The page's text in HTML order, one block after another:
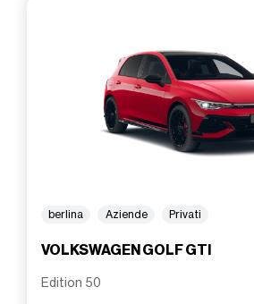
berlina Aziende Privati
VOLKSWAGEN GOLF GTI
Edition 50